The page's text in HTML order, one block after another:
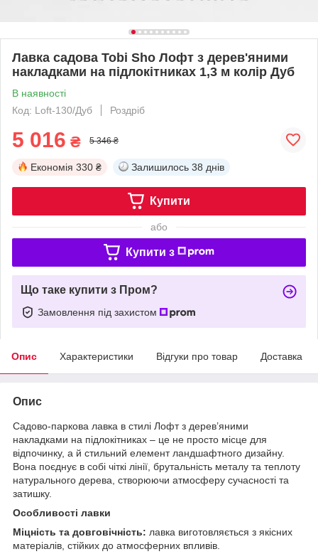
Лавка садова Tobi Sho Лофт з дерев'яними
накладками на підлокітниках 1,3 м колір Дуб
В наявності
Код: Loft-130/Дуб
Роздріб
5 016 ₴ 5 346 ₴
Економія 330 ₴ Залишилось 38 днів
Купити
або
Купити з
Що таке купити з Пром?
Замовлення під захистом
Опис Характеристики Відгуки про товар Доставка
Опис
Садово-паркова лавка в стилі Лофт з дерев’яними
накладками на підлокітниках – це не просто місце для
відпочинку, а й стильний елемент ландшафтного дизайну.
Вона поєднує в собі чіткі лінії, брутальність металу та теплоту
натурального дерева, створюючи атмосферу сучасності та
затишку.
Особливості лавки
Міцність та довговічність: лавка виготовляється з якісних
матеріалів, стійких до атмосферних впливів.